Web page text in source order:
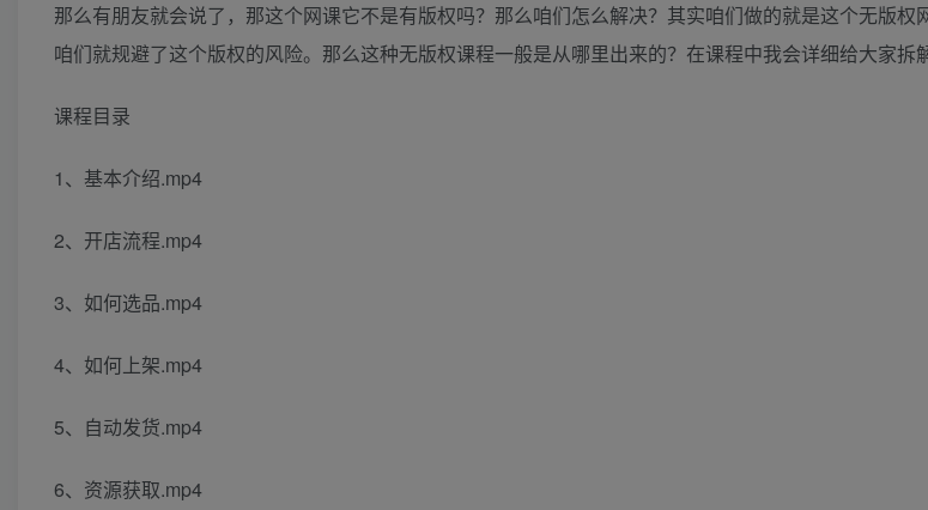
那么有朋友就会说了，那这个网课它不是有版权吗？那么咱们怎么解决？其实咱们做的就是这个无版权
咱们就规避了这个版权的风险。那么这种无版权课程一般是从哪里出来的？在课程中我会详细给大家拆
课程目录
1、基本介绍.mp4
2、开店流程.mp4
3、如何选品.mp4
4、如何上架.mp4
5、自动发货.mp4
6、资源获取.mp4